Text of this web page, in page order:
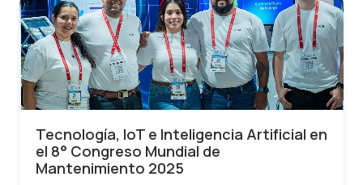
Tecnología, IoT e Inteligencia Artificial en
el 8° Congreso Mundial de
Mantenimiento 2025